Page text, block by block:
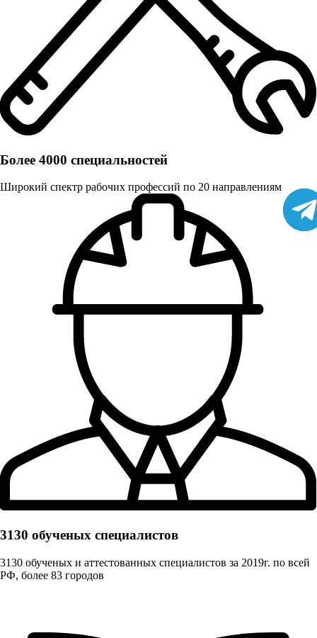
Более 4000 специальностей
Широкий спектр рабочих профессий по 20 направлениям
3130 обученых cпециалистов
3130 обученых и аттестованных специалистов за 2019г. по всей
РФ, более 83 городов